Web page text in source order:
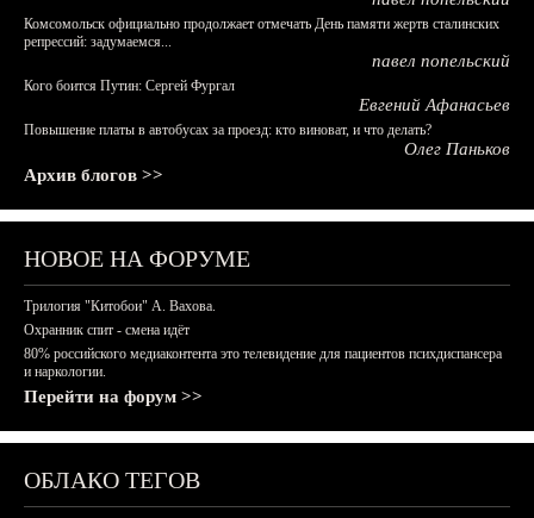
Комсомольск официально продолжает отмечать День памяти жертв сталинских
репрессий: задумаемся...
павел попельский
Кого боится Путин: Сергей Фургал
Евгений Афанасьев
Повышение платы в автобусах за проезд: кто виноват, и что делать?
Олег Паньков
Архив блогов >>
НОВОЕ НА ФОРУМЕ
Трилогия "Китобои" А. Вахова.
Охранник спит - смена идёт
80% российского медиаконтента это телевидение для пациентов психдиспансера
и наркологии.
Перейти на форум >>
ОБЛАКО ТЕГОВ